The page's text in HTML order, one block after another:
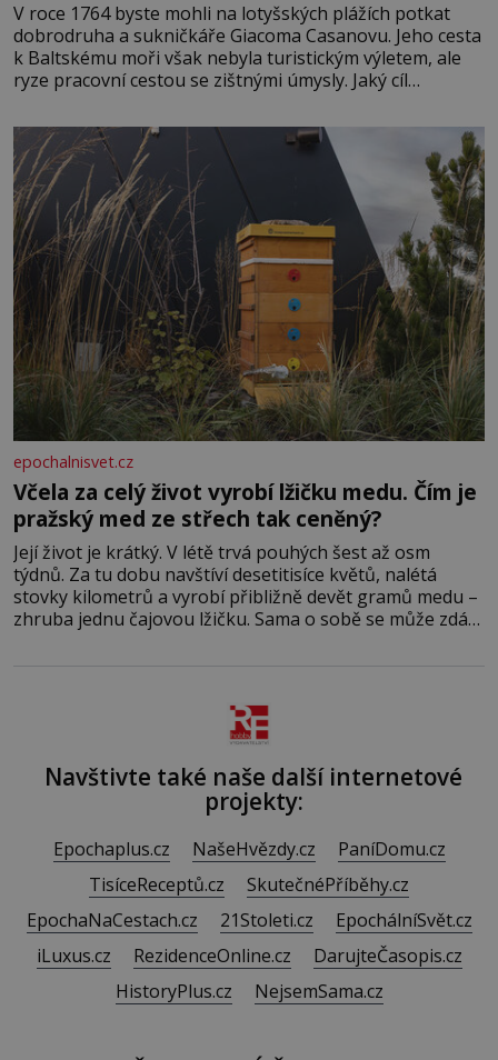
V roce 1764 byste mohli na lotyšských plážích potkat
dobrodruha a sukničkáře Giacoma Casanovu. Jeho cesta
k Baltskému moři však nebyla turistickým výletem, ale
ryze pracovní cestou se zištnými úmysly. Jaký cíl
lotyšské Rigy? Casanova v Pobaltí kontaktoval tamní
zednářské lóže. Nebyl v této oblasti žádným nováčkem,
protože do zednářské
epochalnisvet.cz
Včela za celý život vyrobí lžičku medu. Čím je
pražský med ze střech tak ceněný?
Její život je krátký. V létě trvá pouhých šest až osm
týdnů. Za tu dobu navštíví desetitisíce květů, nalétá
stovky kilometrů a vyrobí přibližně devět gramů medu –
zhruba jednu čajovou lžičku. Sama o sobě se může zdát
Navštivte také naše další internetové
projekty:
Epochaplus.cz NašeHvězdy.cz
PaníDomu.cz
TisíceReceptů.cz
SkutečnéPříběhy.cz
EpochaNaCestach.cz
21Stoleti.cz
EpochálníSvět.cz
iLuxus.cz
RezidenceOnline.cz
DarujteČasopis.cz
HistoryPlus.cz
NejsemSama.cz